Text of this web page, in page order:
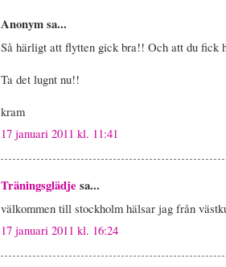
Anonym sa...
Så härligt att flytten gick bra!! Och att du fick
Ta det lugnt nu!!
kram
17 januari 2011 kl. 11:41
Träningsglädje sa...
välkommen till stockholm hälsar jag från
17 januari 2011 kl. 16:24